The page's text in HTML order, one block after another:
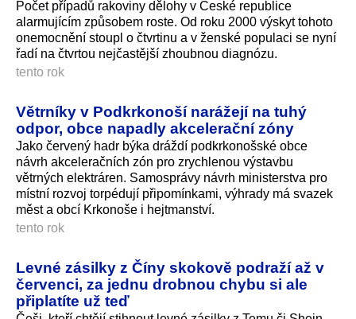
Počet případů rakoviny dělohy v České republice
alarmujícím způsobem roste. Od roku 2000 výskyt tohoto
onemocnění stoupl o čtvrtinu a v ženské populaci se nyní
řadí na čtvrtou nejčastější zhoubnou diagnózu.
tento rok
Větrníky v Podkrkonoší narážejí na tuhý
odpor, obce napadly akcelerační zóny
Jako červený hadr býka dráždí podkrkonošské obce
návrh akceleračních zón pro zrychlenou výstavbu
větrných elektráren. Samosprávy návrh ministerstva pro
místní rozvoj torpédují připomínkami, výhrady má svazek
měst a obcí Krkonoše i hejtmanství.
tento rok
Levné zásilky z Číny skokově podraží až v
červenci, za jednu drobnou chybu si ale
připlatíte už teď